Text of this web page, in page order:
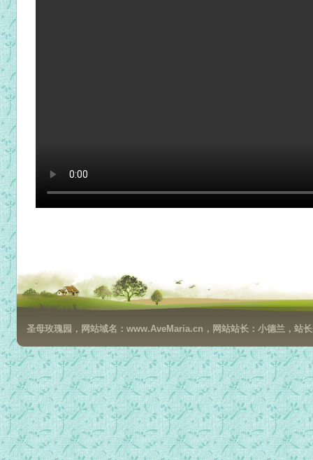
圣母玫瑰园，网站域名：www.AveMaria.cn，网站站长：小德兰，